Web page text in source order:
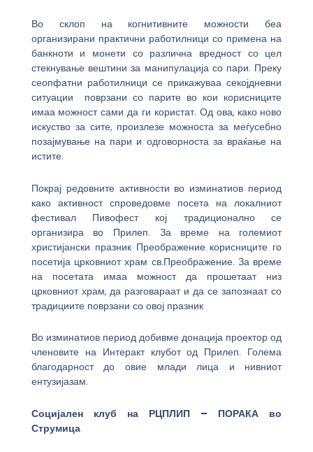
Во склоп на когнитивните можности беа
организирани практични работилници со примена на
банкноти и монети со различна вредност со цел
стекнување вештини за манипулација со пари. Преку
сеопфатни работилници се прикажуваа секојдневни
ситуации поврзани со парите во кои корисниците
имаа можност сами да ги користат. Од ова, како ново
искуство за сите, произлезе можноста за меѓусебно
позајмување на пари и одговорноста за враќање на
истите.
Покрај редовните активности во изминатиов период
како активност спроведовме посета на локалниот
фестивал Пивофест кој традиционално се
организира во Прилеп. За време на големиот
христијански празник Преображение корисниците го
посетија црковниот храм св.Преображение. За време
на посетата имаа можност да прошетаат низ
црковниот храм, да разговараат и да се запознаат со
традициите поврзани со овој празник
Во изминатиов период добивме донација проектор од
членовите на Интеракт клубот од Прилеп. Голема
благодарност до овие млади лица и нивниот
ентузијазам.
Социјален клуб на РЦПЛИП – ПОРАКА во
Струмица